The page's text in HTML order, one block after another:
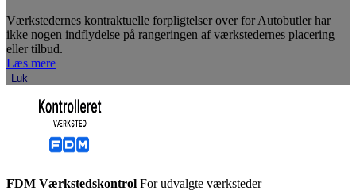
Værkstedernes kontraktuelle forpligtelser over for Autobutler har
ikke nogen indflydelse på rangeringen af værkstedernes placering
eller tilbud.
Læs mere
Luk
FDM Værkstedskontrol For udvalgte værksteder